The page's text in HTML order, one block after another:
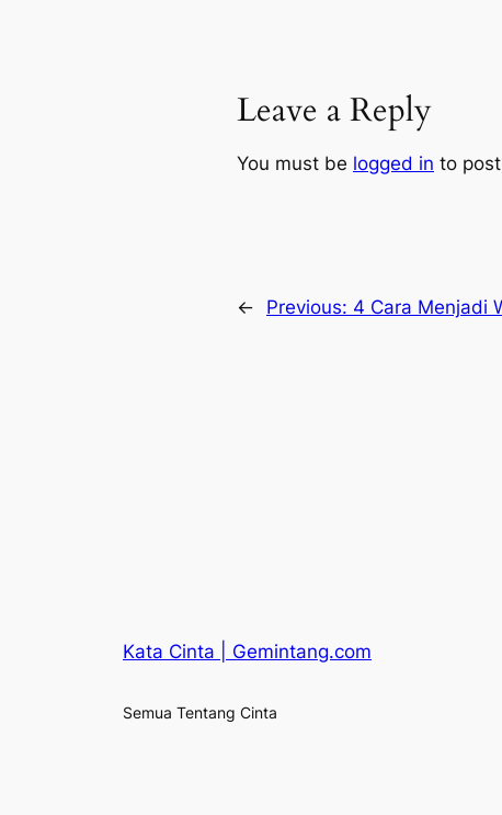
Leave a Reply
You must be logged in to
← Previous: 4 Cara Menjadi
Kata Cinta | Gemintang.com
Semua Tentang Cinta